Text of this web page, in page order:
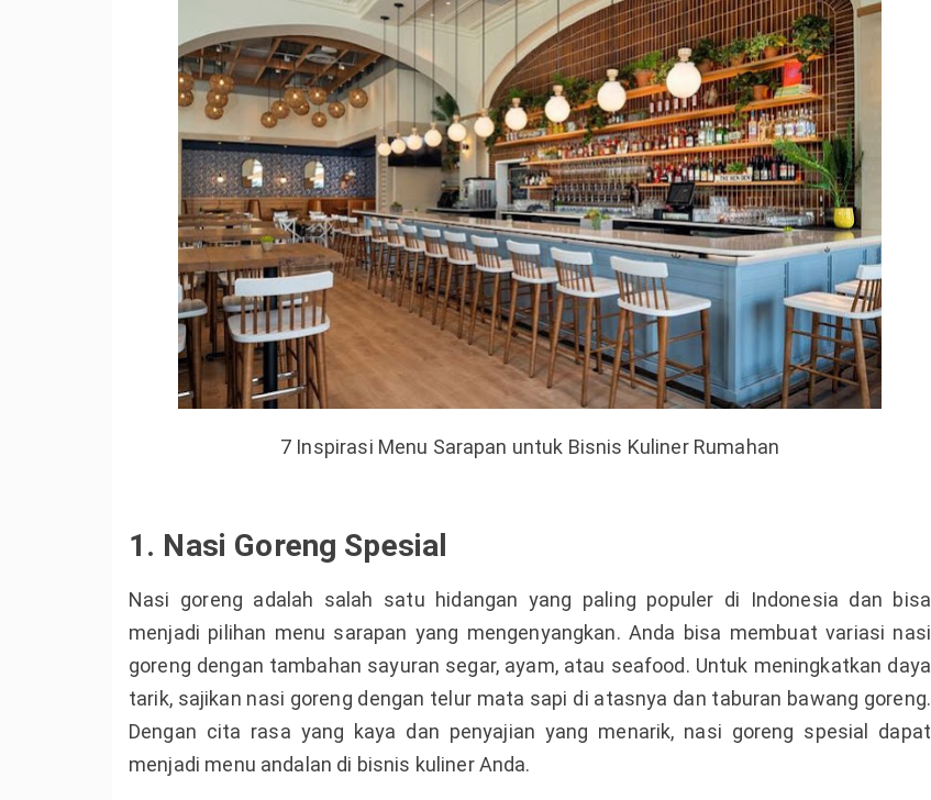
7 Inspirasi Menu Sarapan untuk Bisnis Kuliner Rumahan
1. Nasi Goreng Spesial
Nasi goreng adalah salah satu hidangan yang paling populer di Indonesia dan bisa
menjadi pilihan menu sarapan yang mengenyangkan. Anda bisa membuat variasi nasi
goreng dengan tambahan sayuran segar, ayam, atau seafood. Untuk meningkatkan daya
tarik, sajikan nasi goreng dengan telur mata sapi di atasnya dan taburan bawang goreng.
Dengan cita rasa yang kaya dan penyajian yang menarik, nasi goreng spesial dapat
menjadi menu andalan di bisnis kuliner Anda.